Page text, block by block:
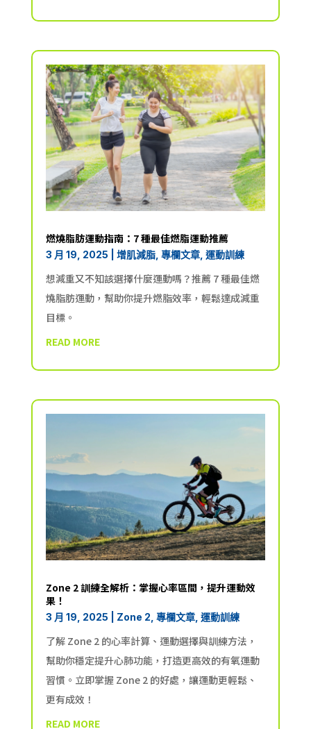
燃燒脂肪運動指南：7 種最佳燃脂運動推薦
3 月 19, 2025 增肌減脂, 專欄文章, 運動訓練
想減重又不知該選擇什麼運動嗎？推薦 7 種最佳燃
燒脂肪運動，幫助你提升燃脂效率，輕鬆達成減重
目標。
READ MORE
Zone 2 訓練全解析：掌握心率區間，提升運動效
果！
3 月 19, 2025 Zone 2 專欄文章, 運動訓練
了解 Zone 2 的心率計算、運動選擇與訓練方法，
幫助你穩定提升心肺功能，打造更高效的有氧運動
習慣。立即掌握 Zone 2 的好處，讓運動更輕鬆、
更有成效！
READ MORE